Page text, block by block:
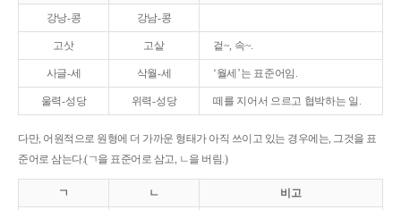
강낭-콩 강남-콩
고삿 고샅 겉~, 속~.
사글-세 삭월-세 ‘월세’는 표준어임.
울력-성당 위력-성당 떼를 지어서 으르고 협박하는 일.
다만, 어원적으로 원형에 더 가까운 형태가 아직 쓰이고 있는 경우에는, 그것을 표
준어로 삼는다.(ㄱ을 표준어로 삼고, ㄴ을 버림.)
ㄱ ㄴ 비고